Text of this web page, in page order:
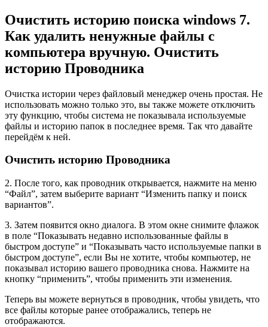
Очистить историю поиска windows 7.
Как удалить ненужные файлы с
компьютера вручную. Очистить
историю Проводника
Очистка истории через файловый менеджер очень простая. Не
использовать можно только это, вы также можете отключить
эту функцию, чтобы система не показывала используемые
файлы и историю папок в последнее время. Так что давайте
перейдём к ней.
Очистить историю Проводника
2. После того, как проводник открывается, нажмите на меню
“Файл”, затем выберите вариант “Изменить папку и поиск
вариантов”.
3. Затем появится окно диалога. В этом окне снимите флажок
в поле “Показывать недавно использованные файлы в
быстром доступе” и “Показывать часто используемые папки в
быстром доступе”, если Вы не хотите, чтобы компьютер, не
показывал историю вашего проводника снова. Нажмите на
кнопку “применить”, чтобы применить эти изменения.
Теперь вы можете вернуться в проводник, чтобы увидеть, что
все файлы которые ранее отображались, теперь не
отображаются.